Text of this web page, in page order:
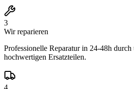
3
Wir reparieren
Professionelle Reparatur in 24-48h durch
hochwertigen Ersatzteilen.
4